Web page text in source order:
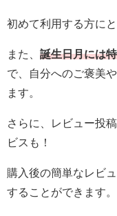
初めて利用する方に
また、 誕生日月には
で、自分へのご褒美
ます。
さらに、レビュー投
ビスも！
購入後の簡単なレビ
することができます。